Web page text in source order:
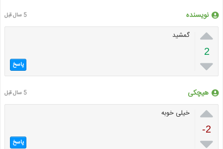
نویسنده 5 سال قبل

2

گمشید
پاسخ
هیچکی 5 سال قبل

-2

خیلی خوبه
پاسخ